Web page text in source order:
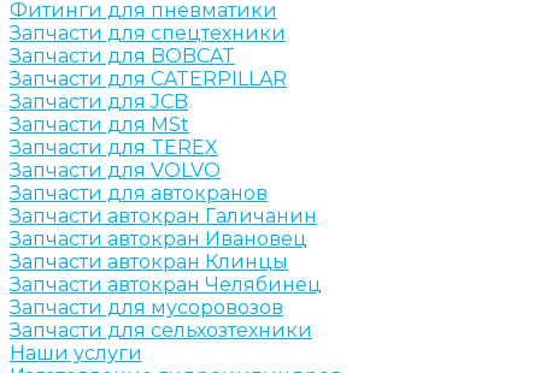
Фитинги для пневматики
Запчасти для спецтехники
Запчасти для BOBCAT
Запчасти для CATERPILLAR
Запчасти для JCB
Запчасти для MSt
Запчасти для TEREX
Запчасти для VOLVO
Запчасти для автокранов
Запчасти автокран Галичанин
Запчасти автокран Ивановец
Запчасти автокран Клинцы
Запчасти автокран Челябинец
Запчасти для мусоровозов
Запчасти для сельхозтехники
Наши услуги